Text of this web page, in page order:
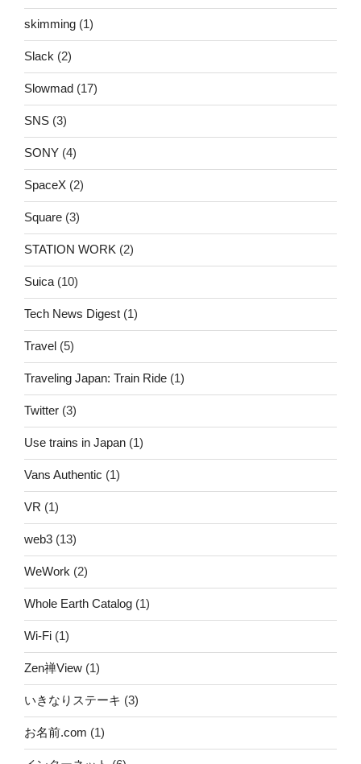
skimming (1)
Slack (2)
Slowmad (17)
SNS (3)
SONY (4)
SpaceX (2)
Square (3)
STATION WORK (2)
Suica (10)
Tech News Digest (1)
Travel (5)
Traveling Japan: Train Ride (1)
Twitter (3)
Use trains in Japan (1)
Vans Authentic (1)
VR (1)
web3 (13)
WeWork (2)
Whole Earth Catalog (1)
Wi-Fi (1)
Zen禅View (1)
いきなりステーキ (3)
お名前.com (1)